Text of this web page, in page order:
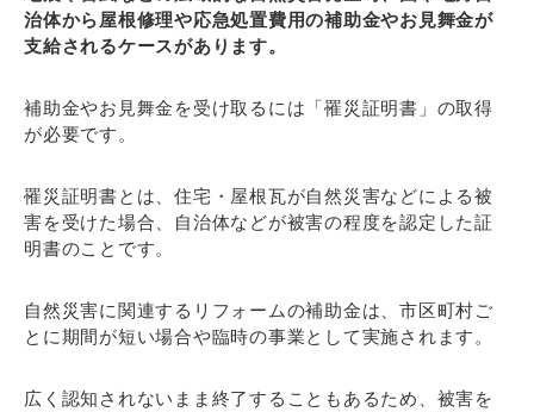
治体から屋根修理や応急処置費用の補助金やお見舞金が
支給されるケースがあります。
補助金やお見舞金を受け取るには「罹災証明書」の取得
が必要です。
罹災証明書とは、住宅・屋根瓦が自然災害などによる被
害を受けた場合、自治体などが被害の程度を認定した証
明書のことです。
自然災害に関連するリフォームの補助金は、市区町村ご
とに期間が短い場合や臨時の事業として実施されます。
広く認知されないまま終了することもあるため、被害を